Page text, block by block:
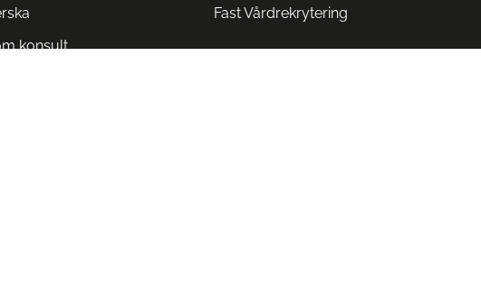
konsult
Fast Vårdrekrytering